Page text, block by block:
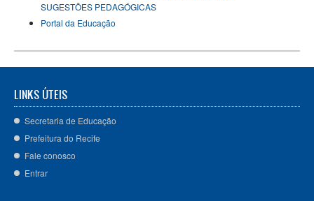
SUGESTÕES PEDAGÓGICAS
Portal da Educação
LINKS ÚTEIS
Secretaria de Educação
Prefeitura do Recife
Fale conosco
Entrar